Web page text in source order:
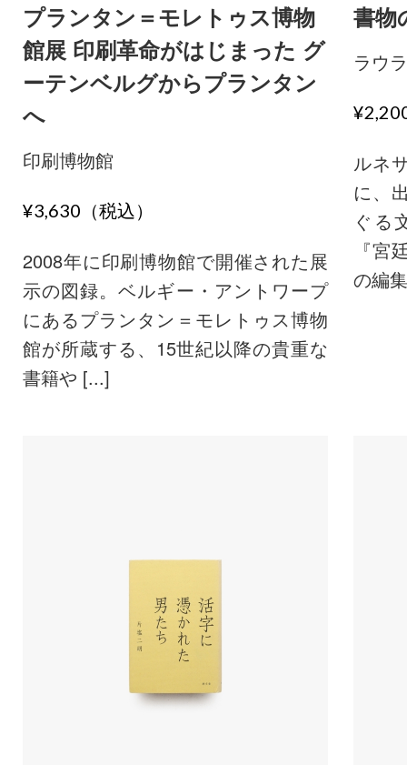
プランタン＝モレトゥス博物
館展 印刷革命がはじまった グ
ーテンベルグからプランタン
へ
印刷博物館
¥3,630（税込）
2008年に印刷博物館で開催された展
示の図録。ベルギー・アントワープ
にあるプランタン＝モレトゥス博物
館が所蔵する、15世紀以降の貴重な
書籍や [...]
書物
ラウ
ルネ
に、
ぐる
『宮
の編